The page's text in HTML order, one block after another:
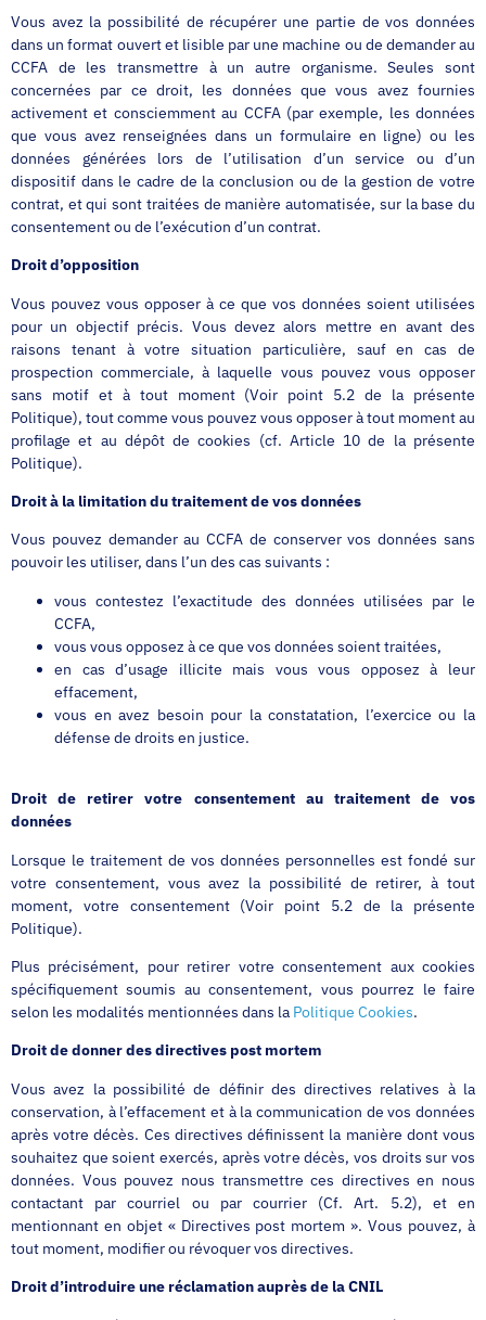
Vous avez la possibilité de récupérer une partie de vos données
dans un format ouvert et lisible par une machine ou de demander au
CCFA de les transmettre à un autre organisme. Seules sont
concernées par ce droit, les données que vous avez fournies
activement et consciemment au CCFA (par exemple, les données
que vous avez renseignées dans un formulaire en ligne) ou les
données générées lors de l’utilisation d’un service ou d’un
dispositif dans le cadre de la conclusion ou de la gestion de votre
contrat, et qui sont traitées de manière automatisée, sur la base du
consentement ou de l’exécution d’un contrat.
Droit d’opposition
Vous pouvez vous opposer à ce que vos données soient utilisées
pour un objectif précis. Vous devez alors mettre en avant des
raisons tenant à votre situation particulière, sauf en cas de
prospection commerciale, à laquelle vous pouvez vous opposer
sans motif et à tout moment (Voir point 5.2 de la présente
Politique), tout comme vous pouvez vous opposer à tout moment au
profilage et au dépôt de cookies (cf. Article 10 de la présente
Politique).
Droit à la limitation du traitement de vos données
Vous pouvez demander au CCFA de conserver vos données sans
pouvoir les utiliser, dans l’un des cas suivants :
vous contestez l’exactitude des données utilisées par le
CCFA,
vous vous opposez à ce que vos données soient traitées,
en cas d’usage illicite mais vous vous opposez à leur
effacement,
vous en avez besoin pour la constatation, l’exercice ou la
défense de droits en justice.
Droit de retirer votre consentement au traitement de vos
données
Lorsque le traitement de vos données personnelles est fondé sur
votre consentement, vous avez la possibilité de retirer, à tout
moment, votre consentement (Voir point 5.2 de la présente
Politique).
Plus précisément, pour retirer votre consentement aux cookies
spécifiquement soumis au consentement, vous pourrez le faire
selon les modalités mentionnées dans la Politique Cookies.
Droit de donner des directives post mortem
Vous avez la possibilité de définir des directives relatives à la
conservation, à l’effacement et à la communication de vos données
après votre décès. Ces directives définissent la manière dont vous
souhaitez que soient exercés, après votre décès, vos droits sur vos
données. Vous pouvez nous transmettre ces directives en nous
contactant par courriel ou par courrier (Cf. Art. 5.2), et en
mentionnant en objet « Directives post mortem ». Vous pouvez, à
tout moment, modifier ou révoquer vos directives.
Droit d’introduire une réclamation auprès de la CNIL